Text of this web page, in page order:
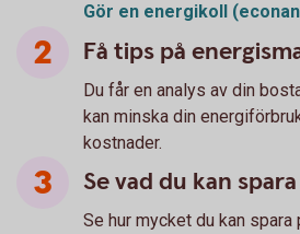
Gör en energikoll
Få tips på
Du får en analys av din
kan minska din
kostnader.
Se vad du kan spara
Se hur mycket du kan